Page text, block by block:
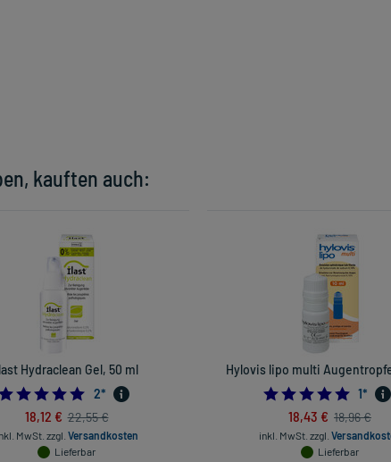
kauften auch:
Hydraclean Gel, 50 ml
5.0
2*
18,12 € 22,55 €
MwSt. zzgl. Versandkosten
Lieferbar
Hylovis lipo multi
5.0
1*
18,43 € 18,96 €
inkl. MwSt. zzgl.
Lieferbar